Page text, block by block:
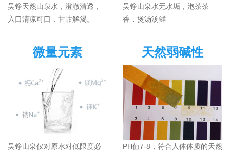
吴铮天然山泉水，澄澈清透，
入口清凉可口，甘甜解渴。
吴铮山泉水无水垢，泡茶茶
香，煲汤汤鲜
微量元素
吴铮山泉仅对原水对低限度必
天然弱碱性
PH值7-8，符合人体体质的天然